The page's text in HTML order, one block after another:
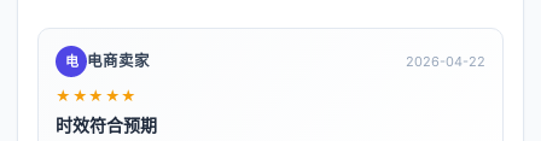
电 电商卖家 2026-04-22
★★★★★
时效符合预期